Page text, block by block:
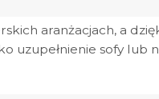
aranżacjach, a
sofy lub